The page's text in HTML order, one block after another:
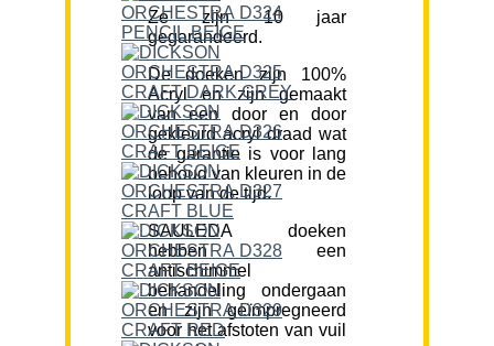
Ze zijn 10 jaar
gegarandeerd.
De doeken zijn 100%
Acryl en zijn gemaakt
van een door en door
gekleurd acryl draad wat
de garantie is voor lang
behoud van kleuren in de
loop van de tijd.
SAULEDA doeken
hebben een
antischimmel
behandeling ondergaan
en zijn geïmpregneerd
voor het afstoten van vuil